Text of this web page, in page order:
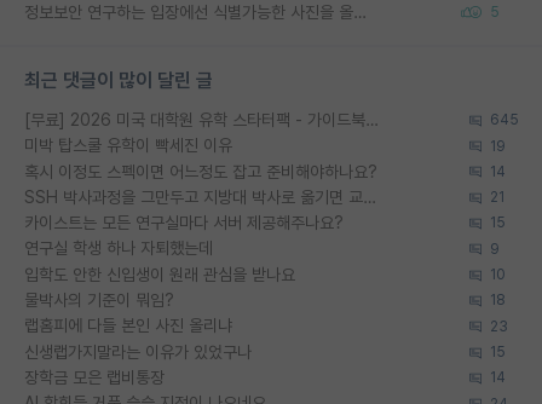
정보보안 연구하는 입장에선 식별가능한 사진을 올리는건 비추이긴함 5
최근 댓글이 많이 달린 글
[무료] 2026 미국 대학원 유학 스타터팩 - 가이드북 & 합격자 컨택메일 템플릿 645
미박 탑스쿨 유학이 빡세진 이유 19
혹시 이정도 스펙이면 어느정도 잡고 준비해야하나요? 14
SSH 박사과정을 그만두고 지방대 박사로 옮기면 교수의 꿈은 끝일까요? 21
카이스트는 모든 연구실마다 서버 제공해주나요? 15
연구실 학생 하나 자퇴했는데 9
입학도 안한 신입생이 원래 관심을 받나요 10
물박사의 기준이 뭐임? 18
랩홈피에 다들 본인 사진 올리냐 23
신생랩가지말라는 이유가 있었구나 15
장학금 모은 랩비통장 14